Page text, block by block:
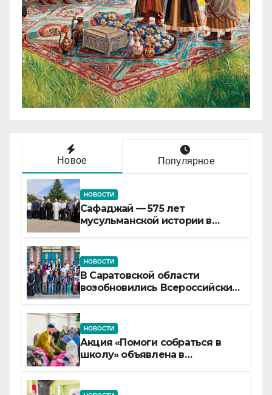
Новое Популярное
НОВОСТИ
Сафаджай — 575 лет
мусульманской истории в
НОВОСТИ
В Саратовской области
возобновились Всероссийские
НОВОСТИ
Акция «Помоги собраться в
школу» объявлена в